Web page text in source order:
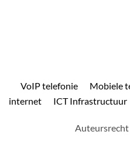
VoIP telefonie Mobiele
internet
ICT Infrastructuur
Auteursrecht